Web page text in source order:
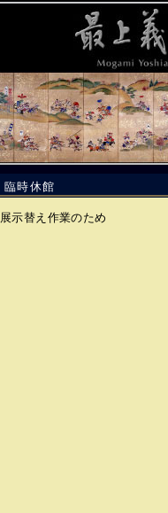
臨時休館
展示替え作業のため